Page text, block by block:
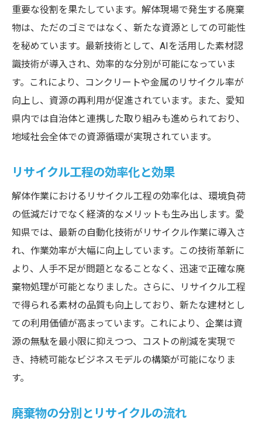
重要な役割を果たしています。解体現場で発生する廃棄
物は、ただのゴミではなく、新たな資源としての可能性
を秘めています。最新技術として、AIを活用した素材認
識技術が導入され、効率的な分別が可能になっていま
す。これにより、コンクリートや金属のリサイクル率が
向上し、資源の再利用が促進されています。また、愛知
県内では自治体と連携した取り組みも進められており、
地域社会全体での資源循環が実現されています。
リサイクル工程の効率化と効果
解体作業におけるリサイクル工程の効率化は、環境負荷
の低減だけでなく経済的なメリットも生み出します。愛
知県では、最新の自動化技術がリサイクル作業に導入さ
れ、作業効率が大幅に向上しています。この技術革新に
より、人手不足が問題となることなく、迅速で正確な廃
棄物処理が可能となりました。さらに、リサイクル工程
で得られる素材の品質も向上しており、新たな建材とし
ての利用価値が高まっています。これにより、企業は資
源の無駄を最小限に抑えつつ、コストの削減を実現で
き、持続可能なビジネスモデルの構築が可能になりま
す。
廃棄物の分別とリサイクルの流れ